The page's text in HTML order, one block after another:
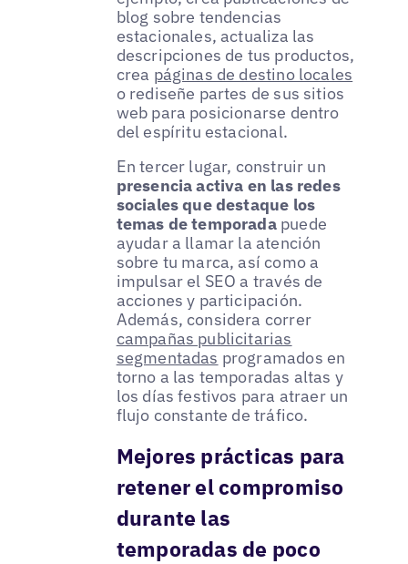
blog sobre tendencias
estacionales, actualiza las
descripciones de tus productos,
crea páginas de destino locales
o rediseñe partes de sus sitios
web para posicionarse dentro
del espíritu estacional.
En tercer lugar, construir un
presencia activa en las redes
sociales que destaque los
temas de temporada puede
ayudar a llamar la atención
sobre tu marca, así como a
impulsar el SEO a través de
acciones y participación.
Además, considera correr
campañas publicitarias
segmentadas programados en
torno a las temporadas altas y
los días festivos para atraer un
flujo constante de tráfico.
Mejores prácticas para
retener el compromiso
durante las
temporadas de poco